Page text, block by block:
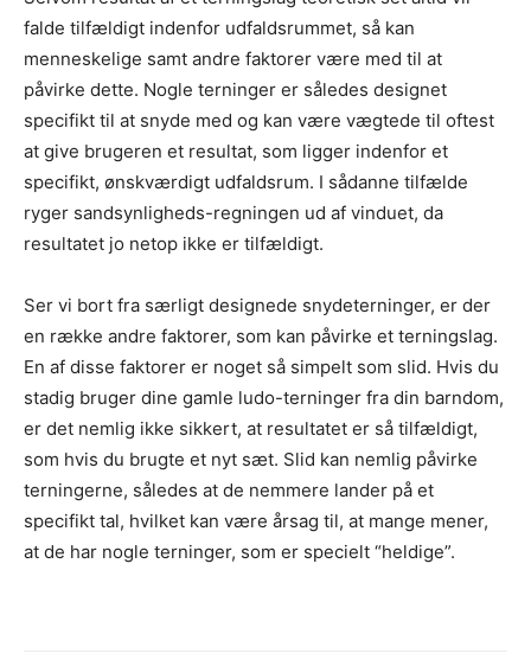
falde tilfældigt indenfor udfaldsrummet, så kan
menneskelige samt andre faktorer være med til at
påvirke dette. Nogle terninger er således designet
specifikt til at snyde med og kan være vægtede til oftest
at give brugeren et resultat, som ligger indenfor et
specifikt, ønskværdigt udfaldsrum. I sådanne tilfælde
ryger sandsynligheds-regningen ud af vinduet, da
resultatet jo netop ikke er tilfældigt.
Ser vi bort fra særligt designede snydeterninger, er der
en række andre faktorer, som kan påvirke et terningslag.
En af disse faktorer er noget så simpelt som slid. Hvis du
stadig bruger dine gamle ludo-terninger fra din barndom,
er det nemlig ikke sikkert, at resultatet er så tilfældigt,
som hvis du brugte et nyt sæt. Slid kan nemlig påvirke
terningerne, således at de nemmere lander på et
specifikt tal, hvilket kan være årsag til, at mange mener,
at de har nogle terninger, som er specielt “heldige”.